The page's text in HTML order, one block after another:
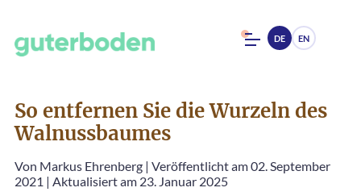
DE EN
So entfernen Sie die Wurzeln des
Walnussbaumes
Von Markus Ehrenberg | Veröffentlicht am 02. September
2021 | Aktualisiert am 23. Januar 2025